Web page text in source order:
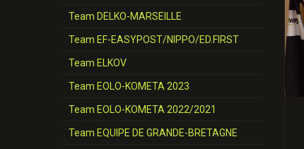
Team DELKO-MARSEILLE
Team EF-EASYPOST/NIPPO/ED.FIRST
Team ELKOV
Team EOLO-KOMETA 2023
Team EOLO-KOMETA 2022/2021
Team EQUIPE DE GRANDE-BRETAGNE